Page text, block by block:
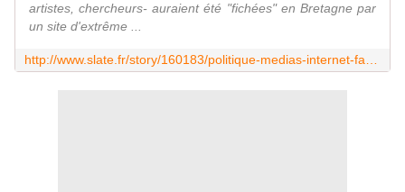
artistes, chercheurs- auraient été "fichées" en Bretagne par
un site d'extrême ...